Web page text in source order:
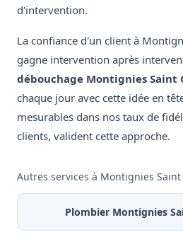
d'intervention.
La confiance d'un client à
gagne intervention après
débouchage Montignies Saint
chaque jour avec cette idée en
mesurables dans nos taux de
clients, valident cette approche.
Autres services à Montignies
Plombier Montignies